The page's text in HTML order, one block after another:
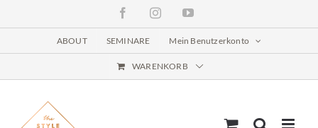
FacebookInstagramYouTube
ABOUT SEMINARE Mein Benutzerkonto
WARENKORB